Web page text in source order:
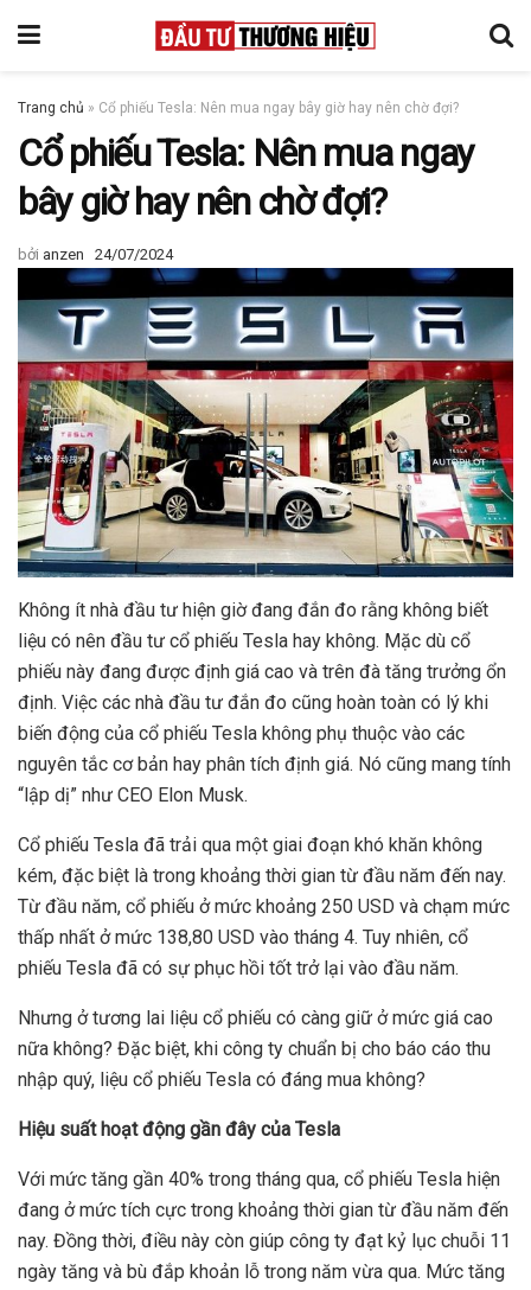
Trang chủ » Cổ phiếu Tesla: Nên mua ngay bây giờ hay nên chờ đợi?
Cổ phiếu Tesla: Nên mua ngay
bây giờ hay nên chờ đợi?
bởi anzen 24/07/2024
Không ít nhà đầu tư hiện giờ đang đắn đo rằng không biết
liệu có nên đầu tư cổ phiếu Tesla hay không. Mặc dù cổ
phiếu này đang được định giá cao và trên đà tăng trưởng ổn
định. Việc các nhà đầu tư đắn đo cũng hoàn toàn có lý khi
biến động của cổ phiếu Tesla không phụ thuộc vào các
nguyên tắc cơ bản hay phân tích định giá. Nó cũng mang tính
“lập dị” như CEO Elon Musk.
Cổ phiếu Tesla đã trải qua một giai đoạn khó khăn không
kém, đặc biệt là trong khoảng thời gian từ đầu năm đến nay.
Từ đầu năm, cổ phiếu ở mức khoảng 250 USD và chạm mức
thấp nhất ở mức 138,80 USD vào tháng 4. Tuy nhiên, cổ
phiếu Tesla đã có sự phục hồi tốt trở lại vào đầu năm.
Nhưng ở tương lai liệu cổ phiếu có càng giữ ở mức giá cao
nữa không? Đặc biệt, khi công ty chuẩn bị cho báo cáo thu
nhập quý, liệu cổ phiếu Tesla có đáng mua không?
Hiệu suất hoạt động gần đây của Tesla
Với mức tăng gần 40% trong tháng qua, cổ phiếu Tesla hiện
đang ở mức tích cực trong khoảng thời gian từ đầu năm đến
nay. Đồng thời, điều này còn giúp công ty đạt kỷ lục chuỗi 11
ngày tăng và bù đắp khoản lỗ trong năm vừa qua. Mức tăng